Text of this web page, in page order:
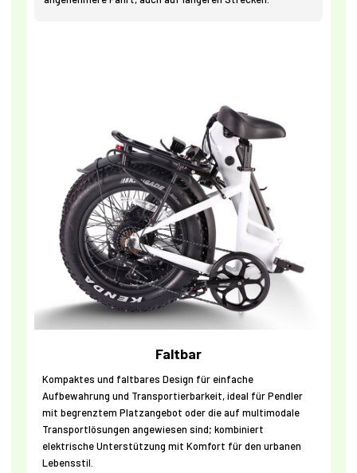
Faltbar
Kompaktes und faltbares Design für einfache
Aufbewahrung und Transportierbarkeit, ideal für Pendler
mit begrenztem Platzangebot oder die auf multimodale
Transportlösungen angewiesen sind; kombiniert
elektrische Unterstützung mit Komfort für den urbanen
Lebensstil.